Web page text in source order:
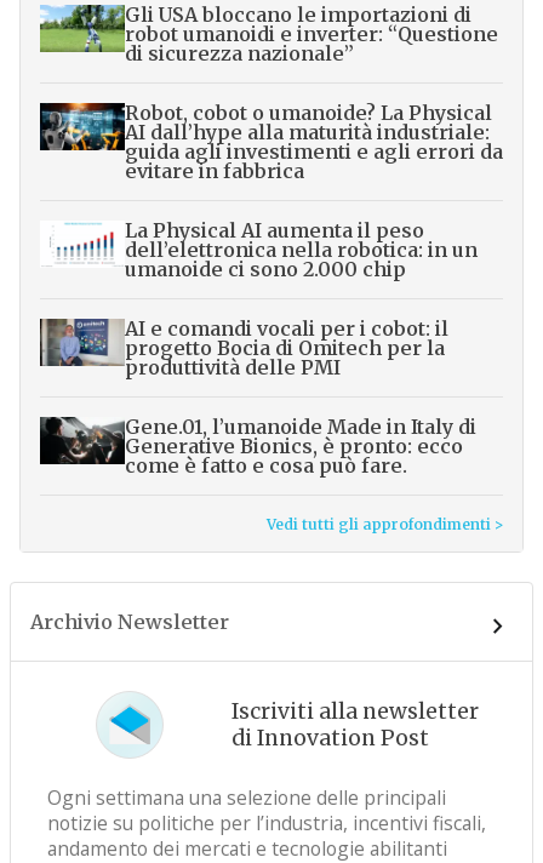
Gli USA bloccano le importazioni di
robot umanoidi e inverter: “Questione
di sicurezza nazionale”
Robot, cobot o umanoide? La Physical
AI dall’hype alla maturità industriale:
guida agli investimenti e agli errori da
evitare in fabbrica
La Physical AI aumenta il peso
dell’elettronica nella robotica: in un
umanoide ci sono 2.000 chip
AI e comandi vocali per i cobot: il
progetto Bocia di Omitech per la
produttività delle PMI
Gene.01, l’umanoide Made in Italy di
Generative Bionics, è pronto: ecco
come è fatto e cosa può fare.
Vedi tutti gli approfondimenti >
Archivio Newsletter
Iscriviti alla newsletter
di Innovation Post
Ogni settimana una selezione delle principali
notizie su politiche per l’industria, incentivi fiscali,
andamento dei mercati e tecnologie abilitanti